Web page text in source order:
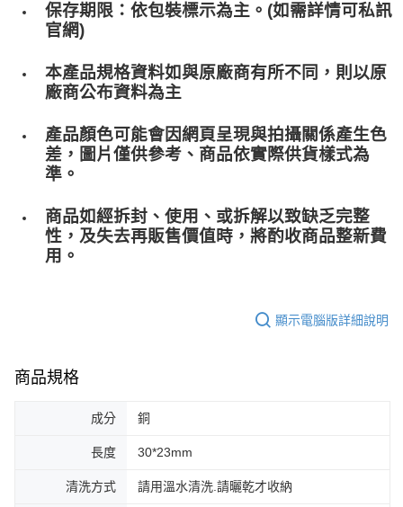
保存期限：依包裝標示為主。(如需詳情可私訊
官網)
本產品規格資料如與原廠商有所不同，則以原
廠商公布資料為主
產品顏色可能會因網頁呈現與拍攝關係產生色
差，圖片僅供參考、商品依實際供貨樣式為
準。
商品如經拆封、使用、或拆解以致缺乏完整
性，及失去再販售價值時，將酌收商品整﻿新費
用。
顯示電腦版詳細說明
商品規格
成分 銅
長度 30*23mm
清洗方式 請用溫水清洗.請曬乾才收納